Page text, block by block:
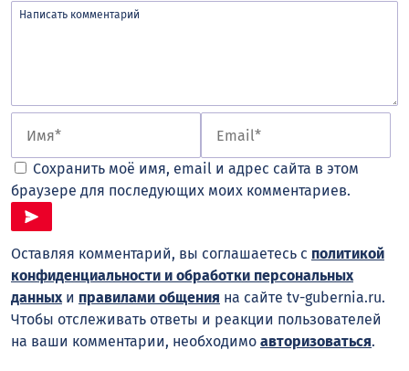
Сохранить моё имя, email и адрес сайта в этом
браузере для последующих моих комментариев.
Оставляя комментарий, вы соглашаетесь с политикой
конфиденциальности и обработки персональных
данныхи правилами общения на сайте tv-gubernia.ru.
Чтобы отслеживать ответы и реакции пользователей
на ваши комментарии, необходимо авторизоваться.